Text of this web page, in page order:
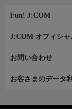
Fun! J:COM
J:COM オフィシャ
お問い合わせ
お客さまのデータ